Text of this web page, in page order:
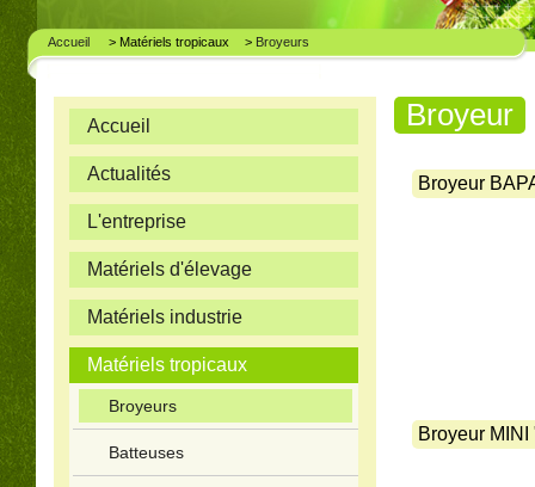
Accueil > Matériels tropicaux > Broyeurs
Accueil
Actualités
L'entreprise
Matériels d'élevage
Matériels industrie
Matériels tropicaux
Broyeurs
Batteuses
Broyeur
Broyeur
Broyeur MINI